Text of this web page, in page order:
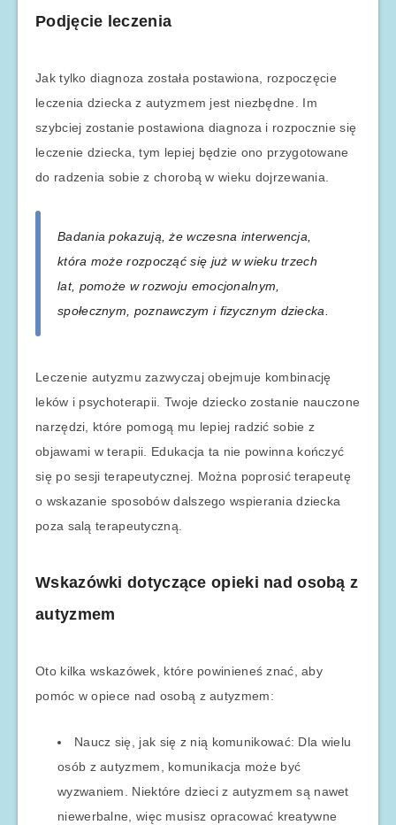
Podjęcie leczenia
Jak tylko diagnoza została postawiona, rozpoczęcie
leczenia dziecka z autyzmem jest niezbędne. Im
szybciej zostanie postawiona diagnoza i rozpocznie się
leczenie dziecka, tym lepiej będzie ono przygotowane
do radzenia sobie z chorobą w wieku dojrzewania.
Badania pokazują, że wczesna interwencja,
która może rozpocząć się już w wieku trzech
lat, pomoże w rozwoju emocjonalnym,
społecznym, poznawczym i fizycznym dziecka.
Leczenie autyzmu zazwyczaj obejmuje kombinację
leków i psychoterapii. Twoje dziecko zostanie nauczone
narzędzi, które pomogą mu lepiej radzić sobie z
objawami w terapii. Edukacja ta nie powinna kończyć
się po sesji terapeutycznej. Można poprosić terapeutę
o wskazanie sposobów dalszego wspierania dziecka
poza salą terapeutyczną.
Wskazówki dotyczące opieki nad osobą z
autyzmem
Oto kilka wskazówek, które powinieneś znać, aby
pomóc w opiece nad osobą z autyzmem:
Naucz się, jak się z nią komunikować: Dla wielu
osób z autyzmem, komunikacja może być
wyzwaniem. Niektóre dzieci z autyzmem są nawet
niewerbalne, więc musisz opracować kreatywne